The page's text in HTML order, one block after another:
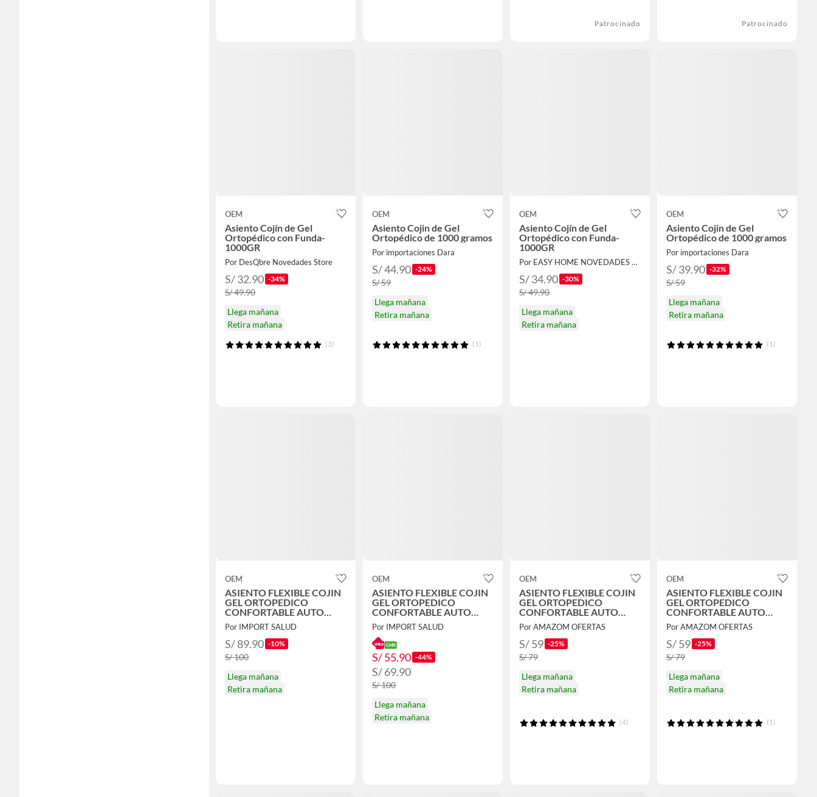
Patrocinado Patrocinado
OEM
Asiento Cojín de Gel
Ortopédico con Funda-
1000GR
Por DesQbre Novedades Store
S/ 32.90 -34%
S/ 49.90
Llega mañana
Retira mañana
(3)
OEM
Asiento Cojin de Gel
Ortopédico de 1000 gramos
Por importaciones Dara
S/ 44.90 -24%
S/ 59
Llega mañana
Retira mañana
(1)
OEM
Asiento Cojín de Gel
Ortopédico con Funda-
1000GR
Por EASY HOME NOVEDADES EIRL
S/ 34.90 -30%
S/ 49.90
Llega mañana
Retira mañana
OEM
Asiento Cojin de Gel
Ortopédico de 1000 gramos
Por importaciones Dara
S/ 39.90 -32%
S/ 59
Llega mañana
Retira mañana
(1)
OEM
ASIENTO FLEXIBLE COJIN
GEL ORTOPEDICO
CONFORTABLE AUTO
OFICINA CASA
Por IMPORT SALUD
S/ 89.90 -10%
S/ 100
Llega mañana
Retira mañana
OEM
ASIENTO FLEXIBLE COJIN
GEL ORTOPEDICO
CONFORTABLE AUTO
OFICINA CASA
Por IMPORT SALUD
S/ 55.90 -44%
S/ 69.90
S/ 100
Llega mañana
Retira mañana
OEM
ASIENTO FLEXIBLE COJIN
GEL ORTOPEDICO
CONFORTABLE AUTO
OFICINA CASA
Por AMAZOM OFERTAS
S/ 59 -25%
S/ 79
Llega mañana
Retira mañana
(4)
OEM
ASIENTO FLEXIBLE COJIN
GEL ORTOPEDICO
CONFORTABLE AUTO
OFICINA CASA
Por AMAZOM OFERTAS
S/ 59 -25%
S/ 79
Llega mañana
Retira mañana
(1)